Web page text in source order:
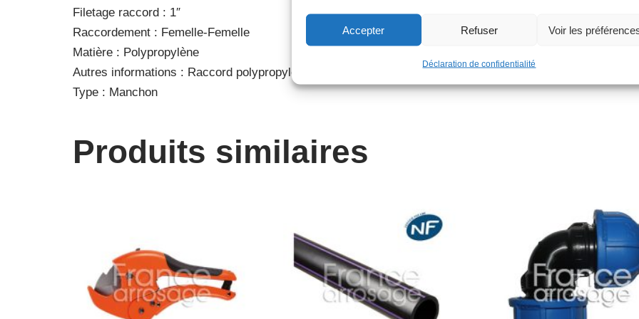
Accepter Refuser Voir les
Déclaration de confidentialité
Filetage raccord : 1″
Raccordement : Femelle-Femelle
Matière : Polypropylène
Autres informations : Raccord polypropylène
Type : Manchon
Produits similaires